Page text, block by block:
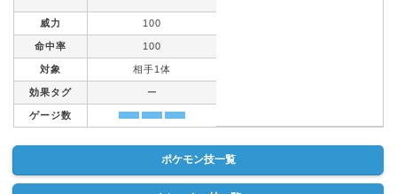
威力 100
命中率 100
対象 相手1体
効果タグ ー
ゲージ数
ポケモン技一覧